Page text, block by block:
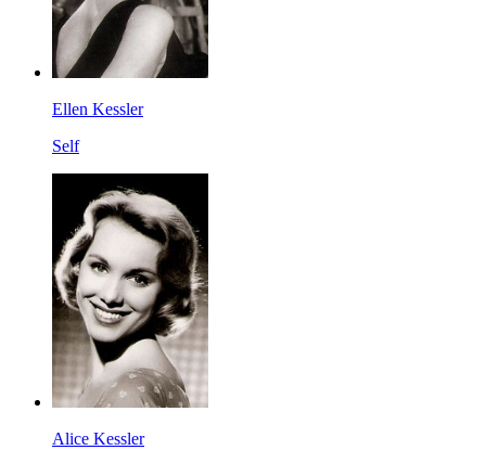
Ellen Kessler
Self
Alice Kessler